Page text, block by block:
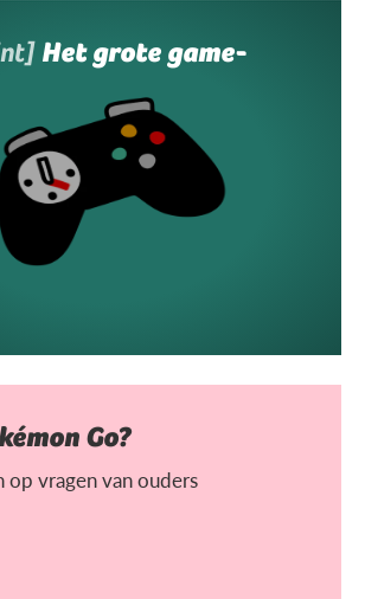
Het grote game-
Go?
vragen van ouders